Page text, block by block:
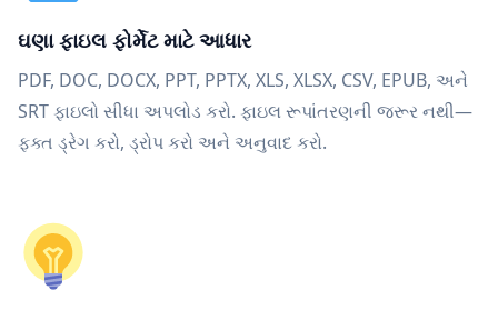
ઘણા ફાઇલ ફોર્મેટ માટે આધાર
PDF, DOC, DOCX, PPT, PPTX, XLS, XLSX, CSV, EPUB, અને
SRT ફાઇલો સીધા અપલોડ કરો. ફાઇલ રૂપાંતરણની જરૂર નથી—
ફક્ત ડ્રેગ કરો, ડ્રોપ કરો અને અનુવાદ કરો.